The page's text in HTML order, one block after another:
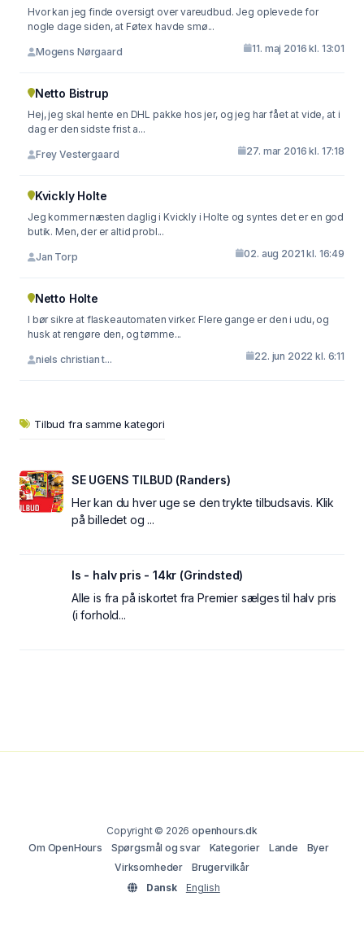
Hvor kan jeg finde oversigt over vareudbud. Jeg oplevede for
nogle dage siden, at Føtex havde smø...
Mogens Nørgaard 11. maj 2016 kl. 13:01
Netto Bistrup
Hej, jeg skal hente en DHL pakke hos jer, og jeg har fået at vide, at i
dag er den sidste frist a...
Frey Vestergaard 27. mar 2016 kl. 17:18
Kvickly Holte
Jeg kommer næsten daglig i Kvickly i Holte og syntes det er en god
butik. Men, der er altid probl...
Jan Torp 02. aug 2021 kl. 16:49
Netto Holte
I bør sikre at flaskeautomaten virker. Flere gange er den i udu, og
husk at rengøre den, og tømme...
niels christian t... 22. jun 2022 kl. 6:11
Tilbud fra samme kategori
SE UGENS TILBUD (Randers)
Her kan du hver uge se den trykte tilbudsavis. Klik
på billedet og ...
Is - halv pris - 14kr (Grindsted)
Alle is fra på iskortet fra Premier sælges til halv pris
(i forhold...
Copyright © 2026openhours.dk
Om OpenHours
Spørgsmål og svar Kategorier Lande
Byer
Virksomheder
Brugervilkår
Dansk
English